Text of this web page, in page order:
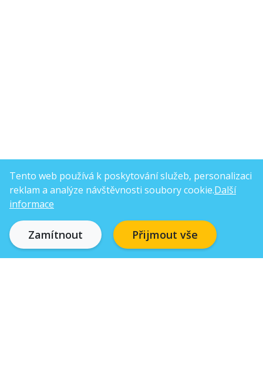
Tento web používá k poskytování služeb, personalizaci
reklam a analýze návštěvnosti soubory cookie.Další
informace
Zamítnout Přijmout vše